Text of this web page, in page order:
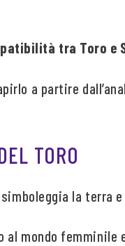
tra Toro e
a partire
TORO
simboleggia la terra
mondo femminile